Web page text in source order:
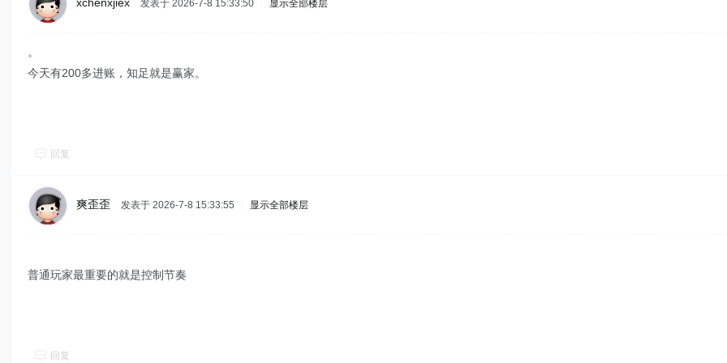
发表于 2026-7-8 15:33:50 显示全部楼层
。
今天有200多进账，知足就是赢家。
回复
爽歪歪 发表于 2026-7-8 15:33:55 显示全部楼层
普通玩家最重要的就是控制节奏
回复